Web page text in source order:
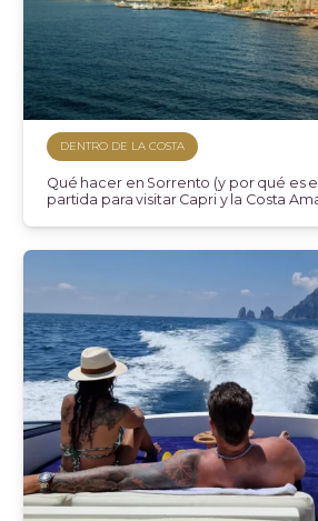
DENTRO DE LA COSTA
Qué hacer en Sorrento (y por qué es
partida para visitar Capri y la Costa